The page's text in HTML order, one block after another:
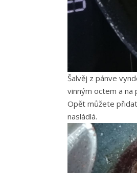
Šalvěj z pánve
vinným octem a
Opět můžete přidat
nasládlá.